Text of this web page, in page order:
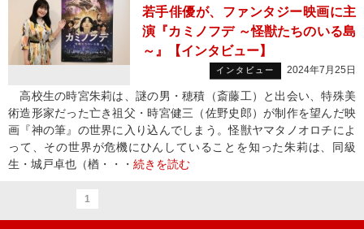
若手俳優が、ファンタジー映画に主
演『カミノフデ ～怪獣たちのいる島
～』【インタビュー】
インタビュー 2024年7月25日
高校生の時宮朱莉は、謎の男・穂積（斎藤工）と出会い、特殊美
術造形家だった亡き祖父・時宮健三（佐野史郎）が制作を望んだ映
画『神の筆』の世界に入り込んでしまう。怪獣ヤマタノオロチによ
って、その世界が危機にひんしていることを知った朱莉は、同級
生・城戸卓也（楢・・・ 続きを読む
1